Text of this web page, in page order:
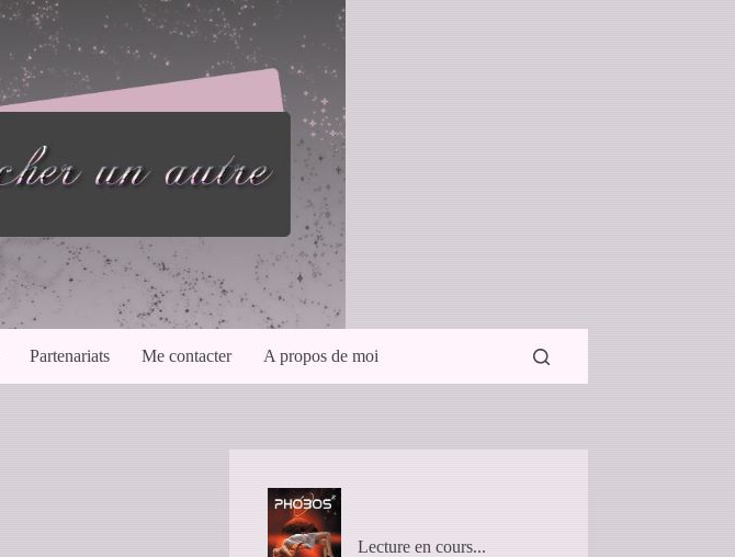
Partenariats Me contacter A propos de moi
Lecture en cours...